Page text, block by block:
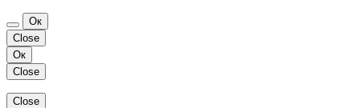
Ок
Close
Ок
Close
Close